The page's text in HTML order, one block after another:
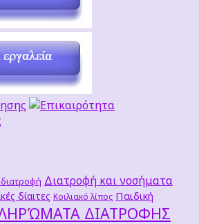
Διατροφή και νοσήματα
δίαιτες Κοιλιακό λίπος Παιδική
ΔΙΑΤΡΟΦΗΣ